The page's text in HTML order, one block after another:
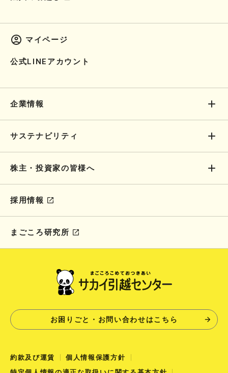
マイページ
公式LINEアカウント
企業情報
サステナビリティ
株主・投資家の皆様へ
採用情報
まごころ研究所
お困りごと・お問い合わせはこちら
約款及び運賃
個人情報保護方針